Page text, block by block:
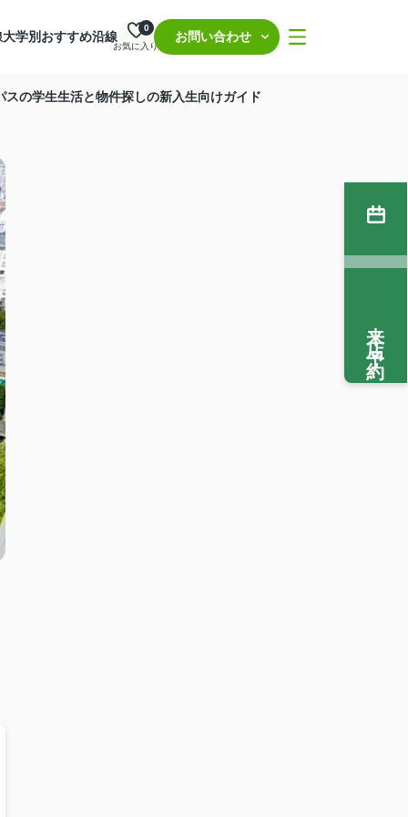
大学別おすすめ沿線
お気に入り
0
お問い合わせ
の学生生活と物件探しの新入生向けガイド
来店予約